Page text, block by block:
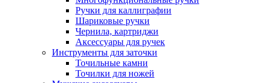
Ручки для каллиграфии
Шариковые ручки
Чернила, картриджи
Аксессуары для ручек
Инструменты для заточки
Точильные камни
Точилки для ножей